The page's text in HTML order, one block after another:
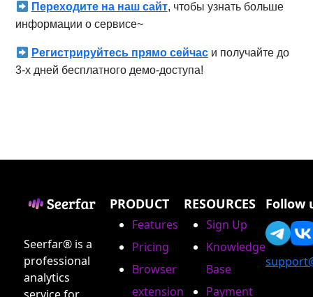
Переходите на наш сайт, чтобы узнать больше
информации о сервисе~
Регистрируйтесь прямо сейчаси получайте до
3-х дней бесплатного демо-доступа!
Seerfar® is a
professional
analytics
PRODUCT
Features
Pricing
Browser
extension
RESOURCES
Sign Up
Knowledge
Base
Payment
Follow